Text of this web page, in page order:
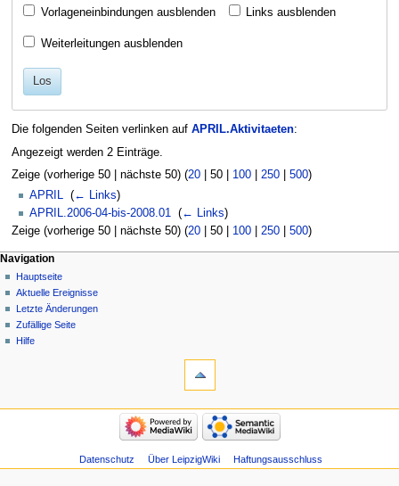
Vorlageneinbindungen ausblenden Links ausblenden
Weiterleitungen ausblenden
Los
Die folgenden Seiten verlinken auf APRIL.Aktivitaeten:
Angezeigt werden 2 Einträge.
Zeige (vorherige 50| nächste 50) (20| 50| 100| 250| 500)
APRIL (← Links)
APRIL.2006-04-bis-2008.01 (← Links)
Zeige (vorherige 50| nächste 50) (20| 50| 100| 250| 500)
Navigation
Hauptseite
Aktuelle Ereignisse
Letzte Änderungen
Zufällige Seite
Hilfe
Datenschutz Über LeipzigWiki Haftungsausschluss